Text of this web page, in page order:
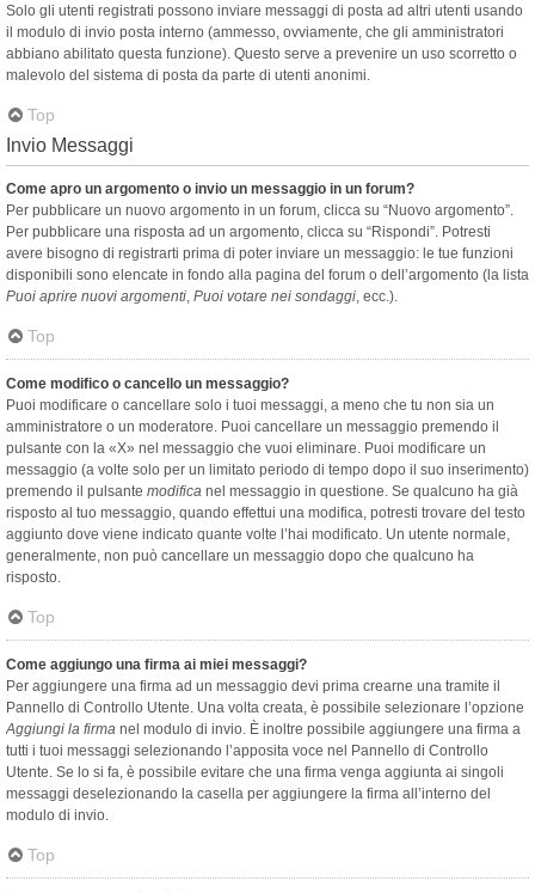
Solo gli utenti registrati possono inviare messaggi di posta ad altri utenti usando
il modulo di invio posta interno (ammesso, ovviamente, che gli amministratori
abbiano abilitato questa funzione). Questo serve a prevenire un uso scorretto o
malevolo del sistema di posta da parte di utenti anonimi.
Top
Invio Messaggi
Come apro un argomento o invio un messaggio in un forum?
Per pubblicare un nuovo argomento in un forum, clicca su “Nuovo argomento”.
Per pubblicare una risposta ad un argomento, clicca su “Rispondi”. Potresti
avere bisogno di registrarti prima di poter inviare un messaggio: le tue funzioni
disponibili sono elencate in fondo alla pagina del forum o dell’argomento (la lista
Puoi aprire nuovi argomenti, Puoi votare nei sondaggi, ecc.).
Top
Come modifico o cancello un messaggio?
Puoi modificare o cancellare solo i tuoi messaggi, a meno che tu non sia un
amministratore o un moderatore. Puoi cancellare un messaggio premendo il
pulsante con la «X» nel messaggio che vuoi eliminare. Puoi modificare un
messaggio (a volte solo per un limitato periodo di tempo dopo il suo inserimento)
premendo il pulsante modifica nel messaggio in questione. Se qualcuno ha già
risposto al tuo messaggio, quando effettui una modifica, potresti trovare del testo
aggiunto dove viene indicato quante volte l’hai modificato. Un utente normale,
generalmente, non può cancellare un messaggio dopo che qualcuno ha
risposto.
Top
Come aggiungo una firma ai miei messaggi?
Per aggiungere una firma ad un messaggio devi prima crearne una tramite il
Pannello di Controllo Utente. Una volta creata, è possibile selezionare l’opzione
Aggiungi la firma nel modulo di invio. È inoltre possibile aggiungere una firma a
tutti i tuoi messaggi selezionando l’apposita voce nel Pannello di Controllo
Utente. Se lo si fa, è possibile evitare che una firma venga aggiunta ai singoli
messaggi deselezionando la casella per aggiungere la firma all’interno del
modulo di invio.
Top